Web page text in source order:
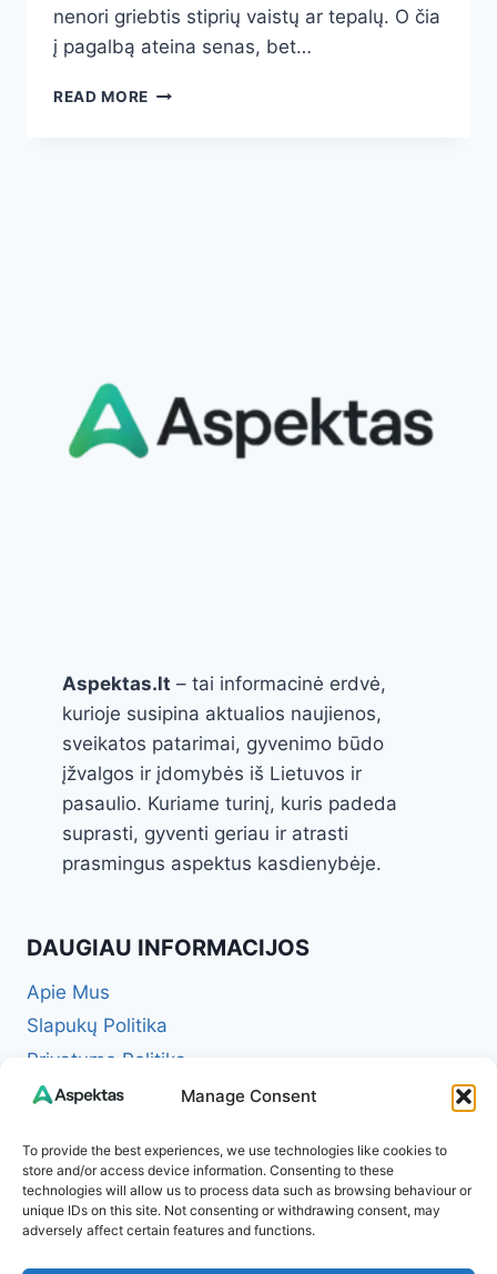
Manage Consent
To provide the best experiences, we use technologies like cookies to
store and/or access device information. Consenting to these
technologies will allow us to process data such as browsing behaviour or
unique IDs on this site. Not consenting or withdrawing consent, may
adversely affect certain features and functions.
nenori griebtis stiprių vaistų ar tepalų. O čia
į pagalbą ateina senas, bet…
READ MORE MEDAUS
Aspektas.lt – tai informacinė erdvė,
kurioje susipina aktualios naujienos,
sveikatos patarimai, gyvenimo būdo
įžvalgos ir įdomybės iš Lietuvos ir
pasaulio. Kuriame turinį, kuris padeda
suprasti, gyventi geriau ir atrasti
prasmingus aspektus kasdienybėje.
DAUGIAU INFORMACIJOS
Apie Mus
Slapukų Politika
Privatumo Politika
Redakcinė politika + Klaidų taisymo politika
Atsakomybės apribojimas (Disclaimer)
Naudojimosi taisyklės (Terms of Service)
Kontaktai